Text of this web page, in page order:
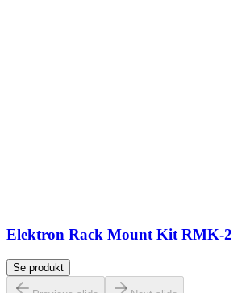
Elektron Rack Mount Kit RMK-2
Se produkt